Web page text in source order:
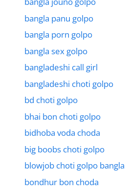
bangla panu golpo
bangla porn golpo
bangla sex golpo
bangladeshi call girl
bangladeshi choti golpo
bd choti golpo
bhai bon choti golpo
bidhoba voda choda
big boobs choti golpo
blowjob choti golpo bangla
bondhur bon choda